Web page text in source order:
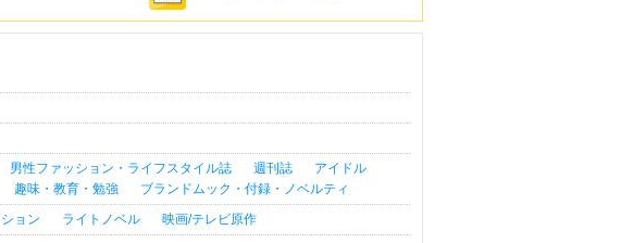
男性ファッション・ライフスタイル誌 週刊誌
アイドル
趣味・教育・勉強
ブランドムック・付録・ノベルティ
ョン ライトノベル
映画/テレビ原作